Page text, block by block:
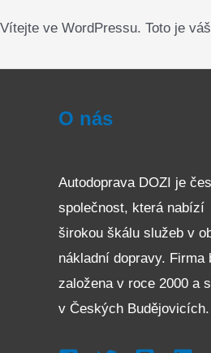
Vítejte ve WordPressu. Toto je
O nás
Autodoprava DOZI je
společnost, která nabízí
širokou škálu služeb v
nákladní dopravy. Firma
založena v roce 2000 a
v Českých Budějovicích.